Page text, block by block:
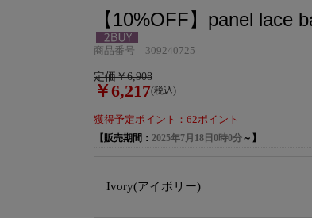
【10%OFF】panel lace
商品番号 309240725
定価￥6,908
￥6,217(税込)
獲得予定ポイント：62ポイント
【販売期間： 2025年7月18日0時0分～】
Ivory(アイボリー)